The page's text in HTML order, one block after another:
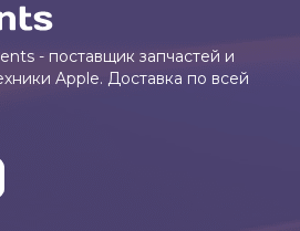
- поставщик запчастей и
Apple. Доставка по всей